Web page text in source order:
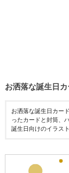
お洒落な誕生日
お洒落な誕生日カー
ったカードと封筒、
誕生日向けのイラス